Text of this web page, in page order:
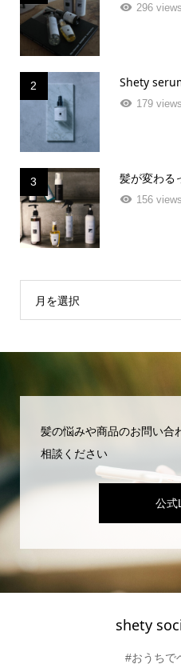
296 views
2 Shety
179 views
3 髪が変わる
156 views
月を選択
髪の悩みや商品のお問い合
相談ください
公式
shety
#おうちで